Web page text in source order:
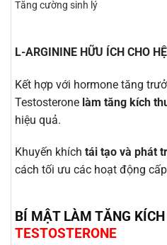
Tăng cường sinh lý
L-ARGININE HỮU ÍCH CHO
Kết hợp với hormone tăng
Testosterone làm tăng kích
hiệu quả.
Khuyến khích tái tạo và phát
cách tối ưu các hoạt động
BÍ MẬT LÀM TĂNG
TESTOSTERONE